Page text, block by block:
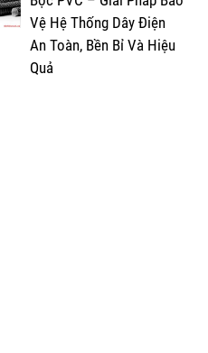
Vệ Hệ Thống Dây Điện
An Toàn, Bền Bỉ Và Hiệu
Quả